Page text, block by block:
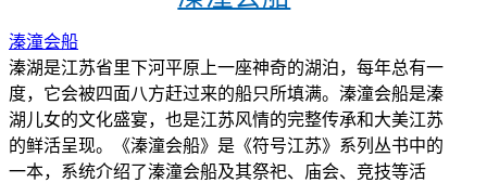
溱潼会船
溱湖是江苏省里下河平原上一座神奇的湖泊，每年总有一
度，它会被四面八方赶过来的船只所填满。溱潼会船是溱
湖儿女的文化盛宴，也是江苏风情的完整传承和大美江苏
的鲜活呈现。《溱潼会船》是《符号江苏》系列丛书中的
一本，系统介绍了溱潼会船及其祭祀、庙会、竞技等活